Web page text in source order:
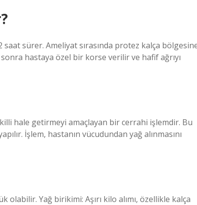
sürer. Ameliyat sırasında protez kalça
hastaya özel bir korse verilir ve hafif ağrıyı
hale getirmeyi amaçlayan bir cerrahi işlemdir. Bu
İşlem, hastanın vücudundan yağ alınmasını
Yağ birikimi: Aşırı kilo alımı, özellikle kalça